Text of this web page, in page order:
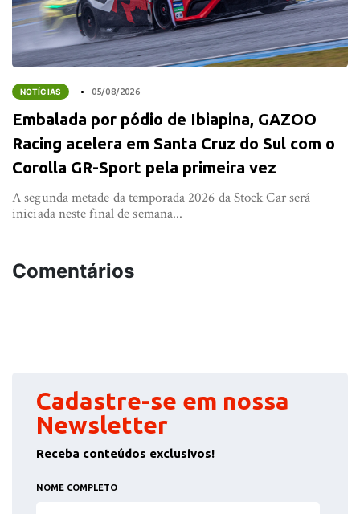
NOTÍCIAS 05/08/2026
Embalada por pódio de Ibiapina, GAZOO
Racing acelera em Santa Cruz do Sul com o
Corolla GR-Sport pela primeira vez
A segunda metade da temporada 2026 da Stock Car será
iniciada neste final de semana...
Comentários
Cadastre-se em nossa
Newsletter
Receba conteúdos exclusivos!
NOME COMPLETO